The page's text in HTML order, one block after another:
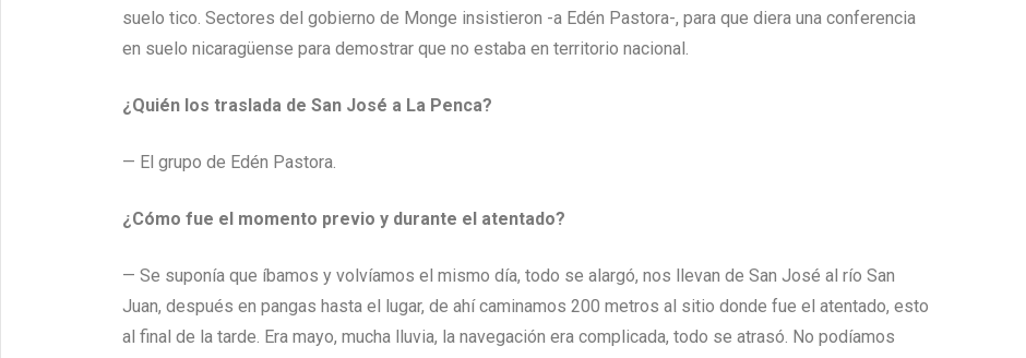
suelo tico. Sectores del gobierno de Monge insistieron -a Edén Pastora-, para que diera una conferencia
en suelo nicaragüense para demostrar que no estaba en territorio nacional.
¿Quién los traslada de San José a La Penca?
— El grupo de Edén Pastora.
¿Cómo fue el momento previo y durante el atentado?
— Se suponía que íbamos y volvíamos el mismo día, todo se alargó, nos llevan de San José al río San
Juan, después en pangas hasta el lugar, de ahí caminamos 200 metros al sitio donde fue el atentado, esto
al final de la tarde. Era mayo, mucha lluvia, la navegación era complicada, todo se atrasó. No podíamos